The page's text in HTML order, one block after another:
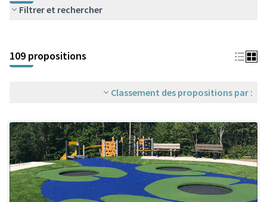
Filtrer et rechercher
+
−
109 propositions
Classement des propositions par :